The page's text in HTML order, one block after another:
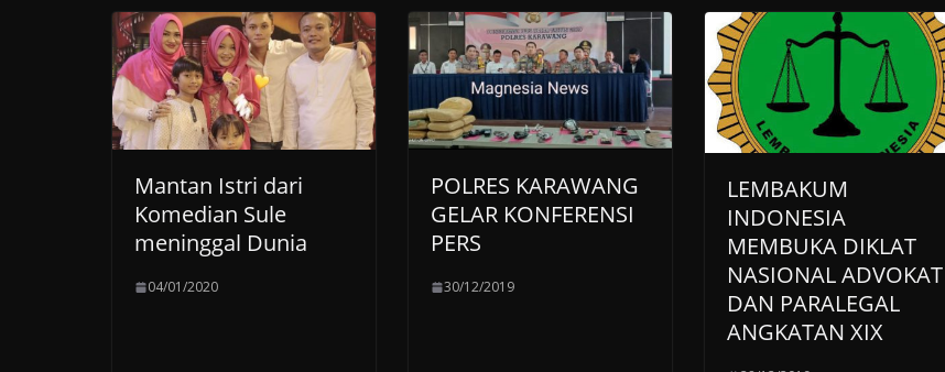
Mantan Istri dari
Komedian Sule
meninggal Dunia
04/01/2020
POLRES KARAWANG
GELAR KONFERENSI
PERS
30/12/2019
LEMBAKUM
INDONESIA
MEMBUKA DIKLAT
NASIONAL ADVOKAT
DAN PARALEGAL
ANGKATAN XIX